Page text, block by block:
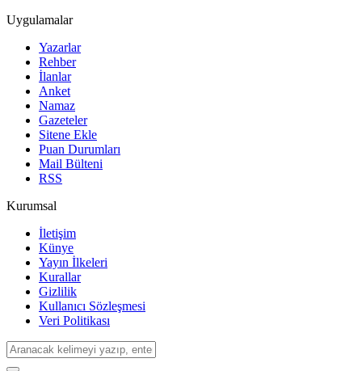
Uygulamalar
Yazarlar
Rehber
İlanlar
Anket
Namaz
Gazeteler
Sitene Ekle
Puan Durumları
Mail Bülteni
RSS
Kurumsal
İletişim
Künye
Yayın İlkeleri
Kurallar
Gizlilik
Kullanıcı Sözleşmesi
Veri Politikası